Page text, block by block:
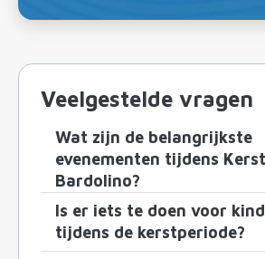
Veelgestelde vragen
Wat zijn de belangrijkste
evenementen tijdens
Bardolino?
Is er iets te doen voor
tijdens de kerstperiode?